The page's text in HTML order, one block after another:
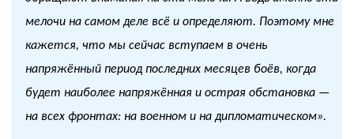
мелочи на самом деле всё и определяют. Поэтому мне
кажется, что мы сейчас вступаем в очень
напряжённый период последних месяцев боёв, когда
будет наиболее напряжённая и острая обстановка —
на всех фронтах: на военном и на дипломатическом».